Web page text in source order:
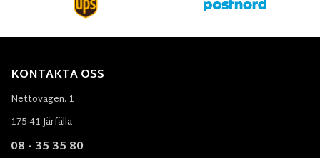
KONTAKTA OSS
Nettovägen. 1
175 41 Järfälla
08 - 35 35 80